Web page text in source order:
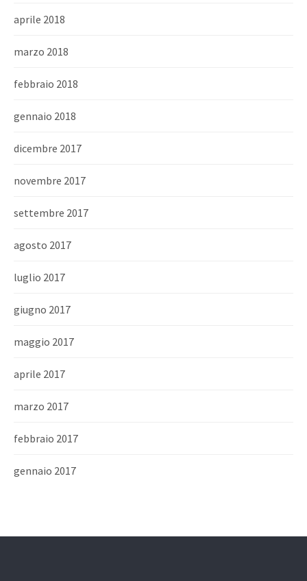
aprile 2018
marzo 2018
febbraio 2018
gennaio 2018
dicembre 2017
novembre 2017
settembre 2017
agosto 2017
luglio 2017
giugno 2017
maggio 2017
aprile 2017
marzo 2017
febbraio 2017
gennaio 2017